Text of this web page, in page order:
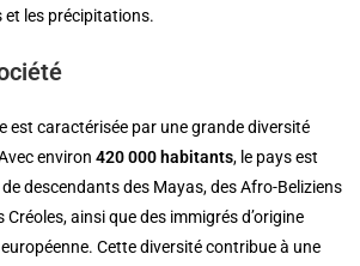
les précipitations.
est caractérisée par une grande diversité
environ 420 000 habitants, le pays est
descendants des Mayas, des Afro-Beliziens
ainsi que des immigrés d’origine
Cette diversité contribue à une